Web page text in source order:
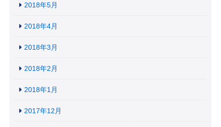
2018年5月
2018年4月
2018年3月
2018年2月
2018年1月
2017年12月